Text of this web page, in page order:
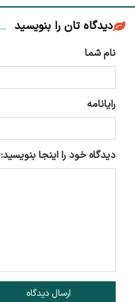
دیدگاه تان را بنویسید
نام شما
رایانامه
دیدگاه خود را اینجا بنویسید:
ارسال دیدگاه